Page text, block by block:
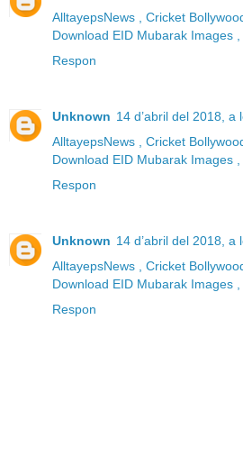
AlltayepsNews , Cricket
Download EID Mubarak Images
Respon
Unknown 14 d’abril del 2018, a
AlltayepsNews , Cricket
Download EID Mubarak Images
Respon
Unknown 14 d’abril del 2018, a
AlltayepsNews , Cricket
Download EID Mubarak Images
Respon